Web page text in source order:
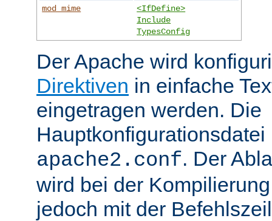
mod_mime
<IfDefine>
Include
TypesConfig
Der Apache wird
Direktiven in einfache
eingetragen werden. Die
apache2.conf. Der
wird bei der
jedoch mit der